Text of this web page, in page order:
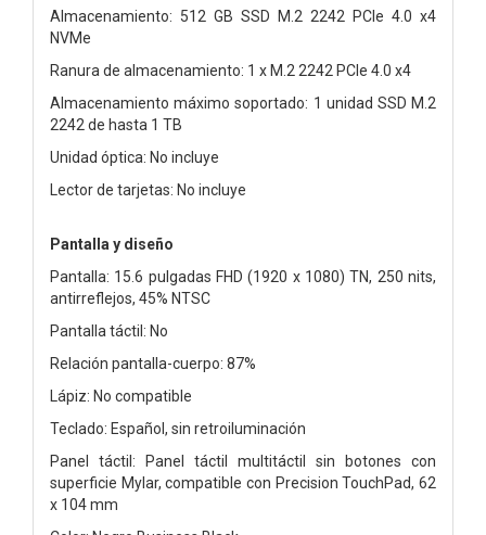
Almacenamiento: 512 GB SSD M.2 2242 PCIe 4.0 x4
NVMe
Ranura de almacenamiento: 1 x M.2 2242 PCIe 4.0 x4
Almacenamiento máximo soportado: 1 unidad SSD M.2
2242 de hasta 1 TB
Unidad óptica: No incluye
Lector de tarjetas: No incluye
Pantalla y diseño
Pantalla: 15.6 pulgadas FHD (1920 x 1080) TN, 250 nits,
antirreflejos, 45% NTSC
Pantalla táctil: No
Relación pantalla-cuerpo: 87%
Lápiz: No compatible
Teclado: Español, sin retroiluminación
Panel táctil: Panel táctil multitáctil sin botones con
superficie Mylar, compatible con Precision TouchPad, 62
x 104 mm